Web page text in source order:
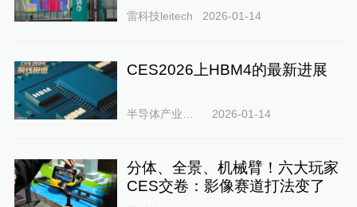
雷科技leitech 2026-01-14
CES2026上HBM4的最新进展
2026-01-14
分体、全景、机械臂！六大玩家
CES交卷：影像赛道打法变了